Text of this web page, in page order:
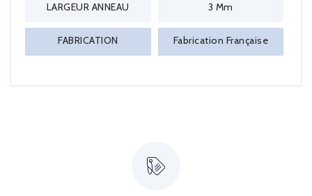
LARGEUR ANNEAU 3 Mm
FABRICATION Fabrication Française